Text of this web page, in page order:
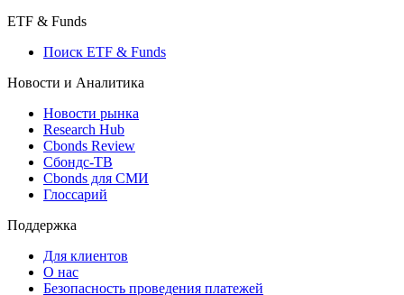
ETF & Funds
Поиск ETF & Funds
Новости и Аналитика
Новости рынка
Research Hub
Cbonds Review
Сбондс-ТВ
Cbonds для СМИ
Глоссарий
Поддержка
Для клиентов
О нас
Безопасность проведения платежей